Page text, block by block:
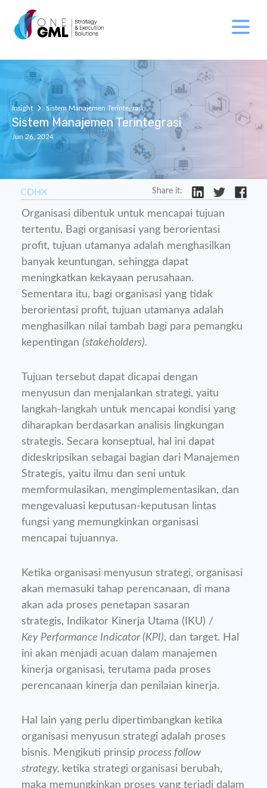
Insight Sistem Manajemen Terintegrasi
Sistem Manajemen Terintegrasi
Jun 26, 2024
CDHX Share it:
Organisasi dibentuk untuk mencapai tujuan
tertentu. Bagi organisasi yang berorientasi
profit, tujuan utamanya adalah menghasilkan
banyak keuntungan, sehingga dapat
meningkatkan kekayaan perusahaan.
Sementara itu, bagi organisasi yang tidak
berorientasi profit, tujuan utamanya adalah
menghasilkan nilai tambah bagi para pemangku
kepentingan (stakeholders).
Tujuan tersebut dapat dicapai dengan
menyusun dan menjalankan strategi, yaitu
langkah-langkah untuk mencapai kondisi yang
diharapkan berdasarkan analisis lingkungan
strategis. Secara konseptual, hal ini dapat
dideskripsikan sebagai bagian dari Manajemen
Strategis, yaitu ilmu dan seni untuk
memformulasikan, mengimplementasikan, dan
mengevaluasi keputusan-keputusan lintas
fungsi yang memungkinkan organisasi
mencapai tujuannya.
Ketika organisasi menyusun strategi, organisasi
akan memasuki tahap perencanaan, di mana
akan ada proses penetapan sasaran
strategis, Indikator Kinerja Utama (IKU) /
Key Performance Indicator (KPI), dan target. Hal
ini akan menjadi acuan dalam manajemen
kinerja organisasi, terutama pada proses
perencanaan kinerja dan penilaian kinerja.
Hal lain yang perlu dipertimbangkan ketika
organisasi menyusun strategi adalah proses
bisnis. Mengikuti prinsip process follow
strategy, ketika strategi organisasi berubah,
maka memungkinkan proses yang terjadi dalam